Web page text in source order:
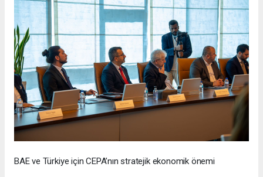
BAE ve Türkiye için CEPA’nın stratejik ekonomik önemi